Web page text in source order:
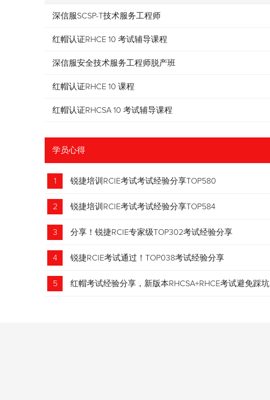
深信服SCSP-T技术服务工程师
红帽认证RHCE 10 考试辅导课程
深信服安全技术服务工程师脱产班
红帽认证RHCE 10 课程
红帽认证RHCSA 10 考试辅导课程
学员心得
1 锐捷培训RCIE考试考试经验分享TOP580
2 锐捷培训RCIE考试考试经验分享TOP584
3 分享！锐捷RCIE专家级TOP302考试经验分享
4 锐捷RCIE考试通过！TOP038考试经验分享
5 红帽考试经验分享，新版本RHCSA+RHCE考试避免踩坑